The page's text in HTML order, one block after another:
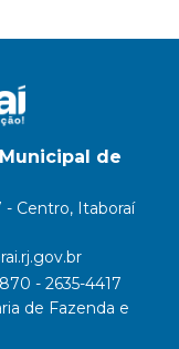
de
- Centro, Itaboraí
- 2635-4417
de Fazenda e